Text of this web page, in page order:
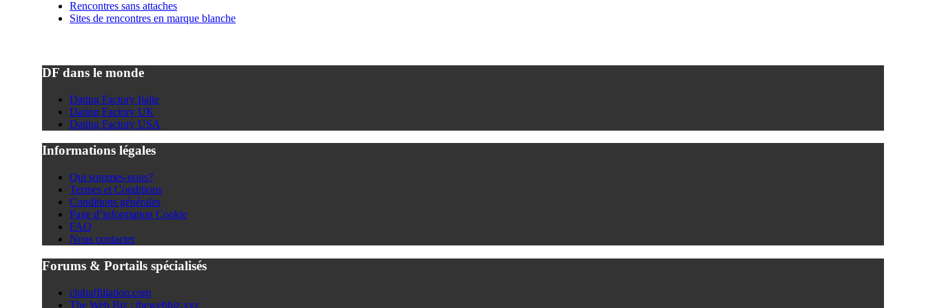
Rencontres sans attaches
Sites de rencontres en marque blanche
DF dans le monde
Dating Factory Italie
Dating Factory UK
Dating Factory USA
Informations légales
Qui sommes-nous?
Termes et Conditions
Conditions générales
Page d’information Cookie
FAQ
Nous contacter
Forums & Portails spécialisés
clubaffiliation.com
The Web Biz : thewebbiz.xyz